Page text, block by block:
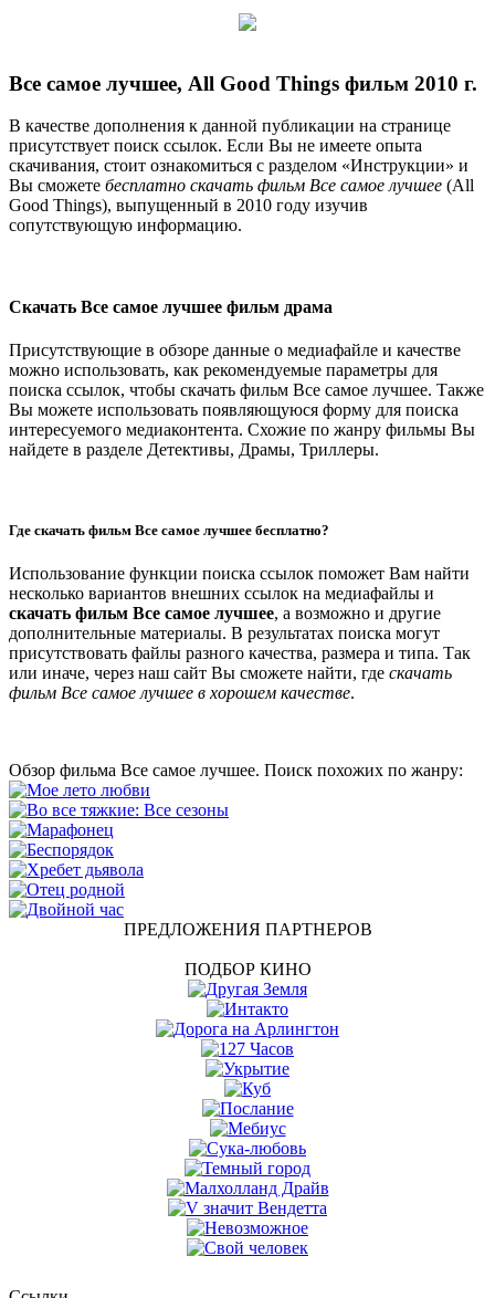
Все самое лучшее, All Good Things фильм 2010 г.
В качестве дополнения к данной публикации на странице
присутствует поиск ссылок. Если Вы не имеете опыта
скачивания, стоит ознакомиться с разделом «Инструкции» и
Вы сможете бесплатно скачать фильм Все самое лучшее (All
Good Things), выпущенный в 2010 году изучив
сопутствующую информацию.
Скачать Все самое лучшее фильм драма
Присутствующие в обзоре данные о медиафайле и качестве
можно использовать, как рекомендуемые параметры для
поиска ссылок, чтобы скачать фильм Все самое лучшее. Также
Вы можете использовать появляющуюся форму для поиска
интересуемого медиаконтента. Схожие по жанру фильмы Вы
найдете в разделе Детективы, Драмы, Триллеры.
Где скачать фильм Все самое лучшее бесплатно?
Использование функции поиска ссылок поможет Вам найти
несколько вариантов внешних ссылок на медиафайлы и
скачать фильм Все самое лучшее, а возможно и другие
дополнительные материалы. В результатах поиска могут
присутствовать файлы разного качества, размера и типа. Так
или иначе, через наш сайт Вы сможете найти, где скачать
фильм Все самое лучшее в хорошем качестве.
Обзор фильма Все самое лучшее. Поиск похожих по жанру:
ПРЕДЛОЖЕНИЯ ПАРТНЕРОВ
ПОДБОР КИНО